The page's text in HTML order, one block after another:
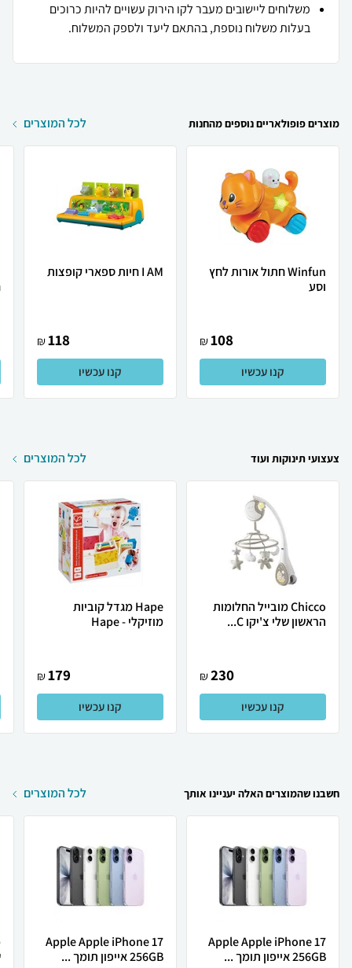
משלוחים ליישובים מעבר לקו הירוק עשויים להיות כרוכים
בעלות משלוח נוספת, בהתאם ליעד ולספק המשלוח.
מוצרים פופולאריים נוספים מהחנות לכל המוצרים
Winfun חתול אורות לחץ
וסע
108
₪
קנו עכשיו
I AM חיות ספארי קופצות
118
₪
קנו עכשיו
צעצועי תינוקות ועוד לכל המוצרים
Chicco מובייל החלומות
הראשון שלי צ'יקו C...
230
₪
קנו עכשיו
Hape מגדל קוביות
מוזיקלי - Hape
179
₪
קנו עכשיו
חשבנו שהמוצרים האלה יעניינו אותך לכל המוצרים
Apple Apple iPhone 17
256GB אייפון תומך ...
Apple Apple iPhone 17
256GB אייפון תומך ...